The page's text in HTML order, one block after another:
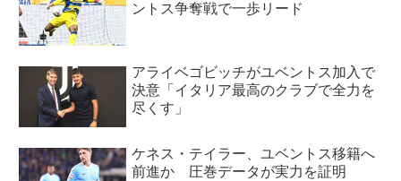
ントス争奪戦で一歩リード
アライベゴビッチがユベントス加入で
決意「イタリア最高のクラブで全力を
尽くす」
ケネス・テイラー、ユベントス移籍へ
前進か 圧巻データが実力を証明